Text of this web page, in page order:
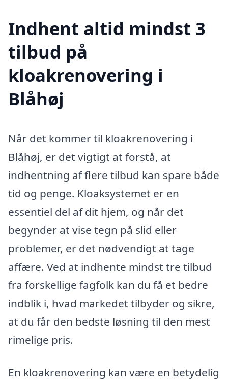
Indhent altid mindst 3
tilbud på
kloakrenovering i
Blåhøj
Når det kommer til kloakrenovering i
Blåhøj, er det vigtigt at forstå, at
indhentning af flere tilbud kan spare både
tid og penge. Kloaksystemet er en
essentiel del af dit hjem, og når det
begynder at vise tegn på slid eller
problemer, er det nødvendigt at tage
affære. Ved at indhente mindst tre tilbud
fra forskellige fagfolk kan du få et bedre
indblik i, hvad markedet tilbyder og sikre,
at du får den bedste løsning til den mest
rimelige pris.
En kloakrenovering kan være en betydelig